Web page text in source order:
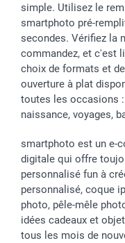
simple. Utilisez le
smartphoto pré-
secondes. Vérifiez la
commandez, et c'est
choix de formats et
ouverture à plat
toutes les occasions
naissance, voyages,
smartphoto est un e-
digitale qui offre
personnalisé fun à
personnalisé, coque
photo, pêle-mêle
idées cadeaux et
tous les mois de